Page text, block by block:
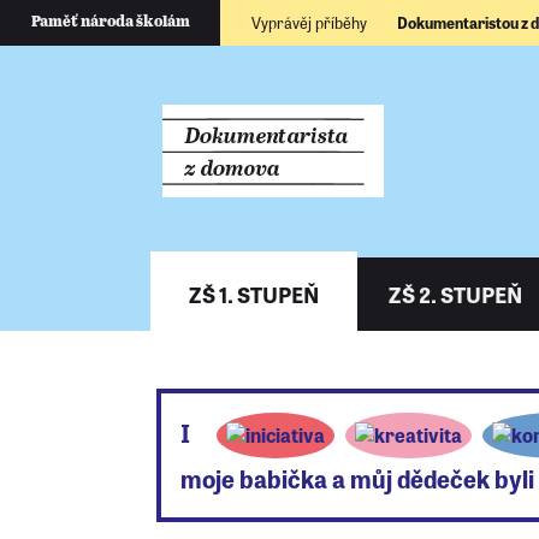
Paměť národa školám Vyprávěj příběhy Dokumentaristou z
ZŠ 1. STUPEŇ ZŠ 2. STUPEŇ
I
moje babička a můj dědeček
Umíš si představit, že tví prarodiče byli